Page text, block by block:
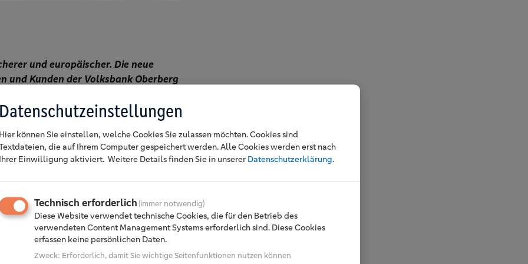
und europäischer. Die neue
und Kunden der Volksbank Oberberg
Immer häufiger ersetzen
Geldbörse. Mit Wero bietet dieVR
die in Europa entwickelt wurde
erfüllt. Geld kann in
erste QR-Code-Zahlungen im
folgen. Die Nutzung ist bereits ab
ist die Zusatzfunktion Wero-PRO
Datenschutzeinstellungen
Hier können Sie einstellen, welche Cookies Sie zulassen möchten. Cookies sind
die auf Ihrem Computer gespeichert werden. Alle Cookies werden erst nach
Ihrer Einwilligung aktiviert. Weitere Details finden Sie in unserer Datenschutzerklärung.
Technisch erforderlich(immer notwendig)
Diese Website verwendet technische Cookies, die für den Betrieb des
verwendeten Content Management Systems erforderlich sind. Diese Cookies
erfassen keine persönlichen Daten.
Zweck: Erforderlich, damit Sie wichtige Seitenfunktionen nutzen können